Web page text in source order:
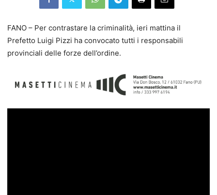
FANO – Per contrastare la criminalità, ieri mattina il
Prefetto Luigi Pizzi ha convocato tutti i responsabili
provinciali delle forze dell’ordine.